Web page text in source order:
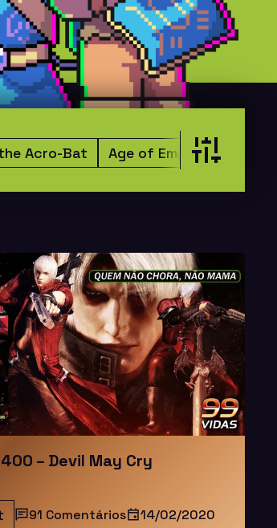
Acro-Bat Age of Empires
– Devil May Cry
91 Comentários
14/02/2020